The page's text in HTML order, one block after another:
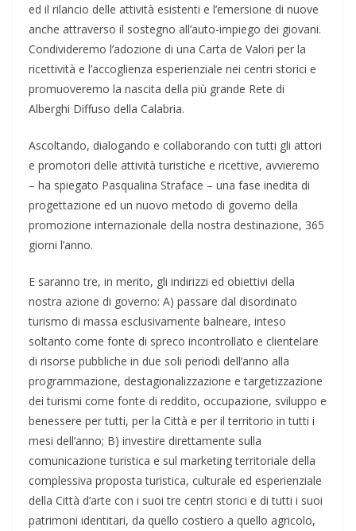
ed il rilancio delle attività esistenti e l’emersione di nuove
anche attraverso il sostegno all’auto-impiego dei giovani.
Condivideremo l’adozione di una Carta de Valori per la
ricettività e l’accoglienza esperienziale nei centri storici e
promuoveremo la nascita della più grande Rete di
Alberghi Diffuso della Calabria.
Ascoltando, dialogando e collaborando con tutti gli attori
e promotori delle attività turistiche e ricettive, avvieremo
– ha spiegato Pasqualina Straface – una fase inedita di
progettazione ed un nuovo metodo di governo della
promozione internazionale della nostra destinazione, 365
giorni l’anno.
E saranno tre, in merito, gli indirizzi ed obiettivi della
nostra azione di governo: A) passare dal disordinato
turismo di massa esclusivamente balneare, inteso
soltanto come fonte di spreco incontrollato e clientelare
di risorse pubbliche in due soli periodi dell’anno alla
programmazione, destagionalizzazione e targetizzazione
dei turismi come fonte di reddito, occupazione, sviluppo e
benessere per tutti, per la Città e per il territorio in tutti i
mesi dell’anno; B) investire direttamente sulla
comunicazione turistica e sul marketing territoriale della
complessiva proposta turistica, culturale ed esperienziale
della Città d’arte con i suoi tre centri storici e di tutti i suoi
patrimoni identitari, da quello costiero a quello agricolo,